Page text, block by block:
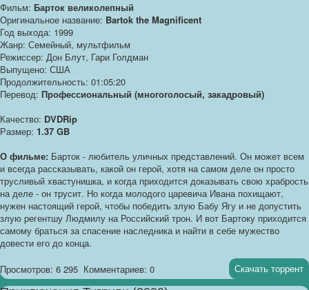
Фильм: Барток великолепный
Оригинальное название: Bartok the Magnificent
Год выхода: 1999
Жанр: Семейный, мультфильм
Режиссер: Дон Блут, Гари Голдман
Выпущено: США
Продолжительность: 01:05:20
Перевод: Профессиональный (многоголосый, закадровый)
Качество: DVDRip
Размер: 1.37 GB
О фильме: Барток - любитель уличных представлений. Он может всем
и всегда рассказывать, какой он герой, хотя на самом деле он просто
трусливый хвастунишка, и когда приходится доказывать свою храбрость
на деле - он трусит. Но когда молодого царевича Ивана похищают,
нужен настоящий герой, чтобы победить злую Бабу Ягу и не допустить
злую регентшу Людмилу на Российский трон. И вот Бартоку приходится
самому браться за спасение наследника и найти в себе мужество
довести его до конца.
Просмотров: 6 295 Комментариев: 0 Скачать торрент